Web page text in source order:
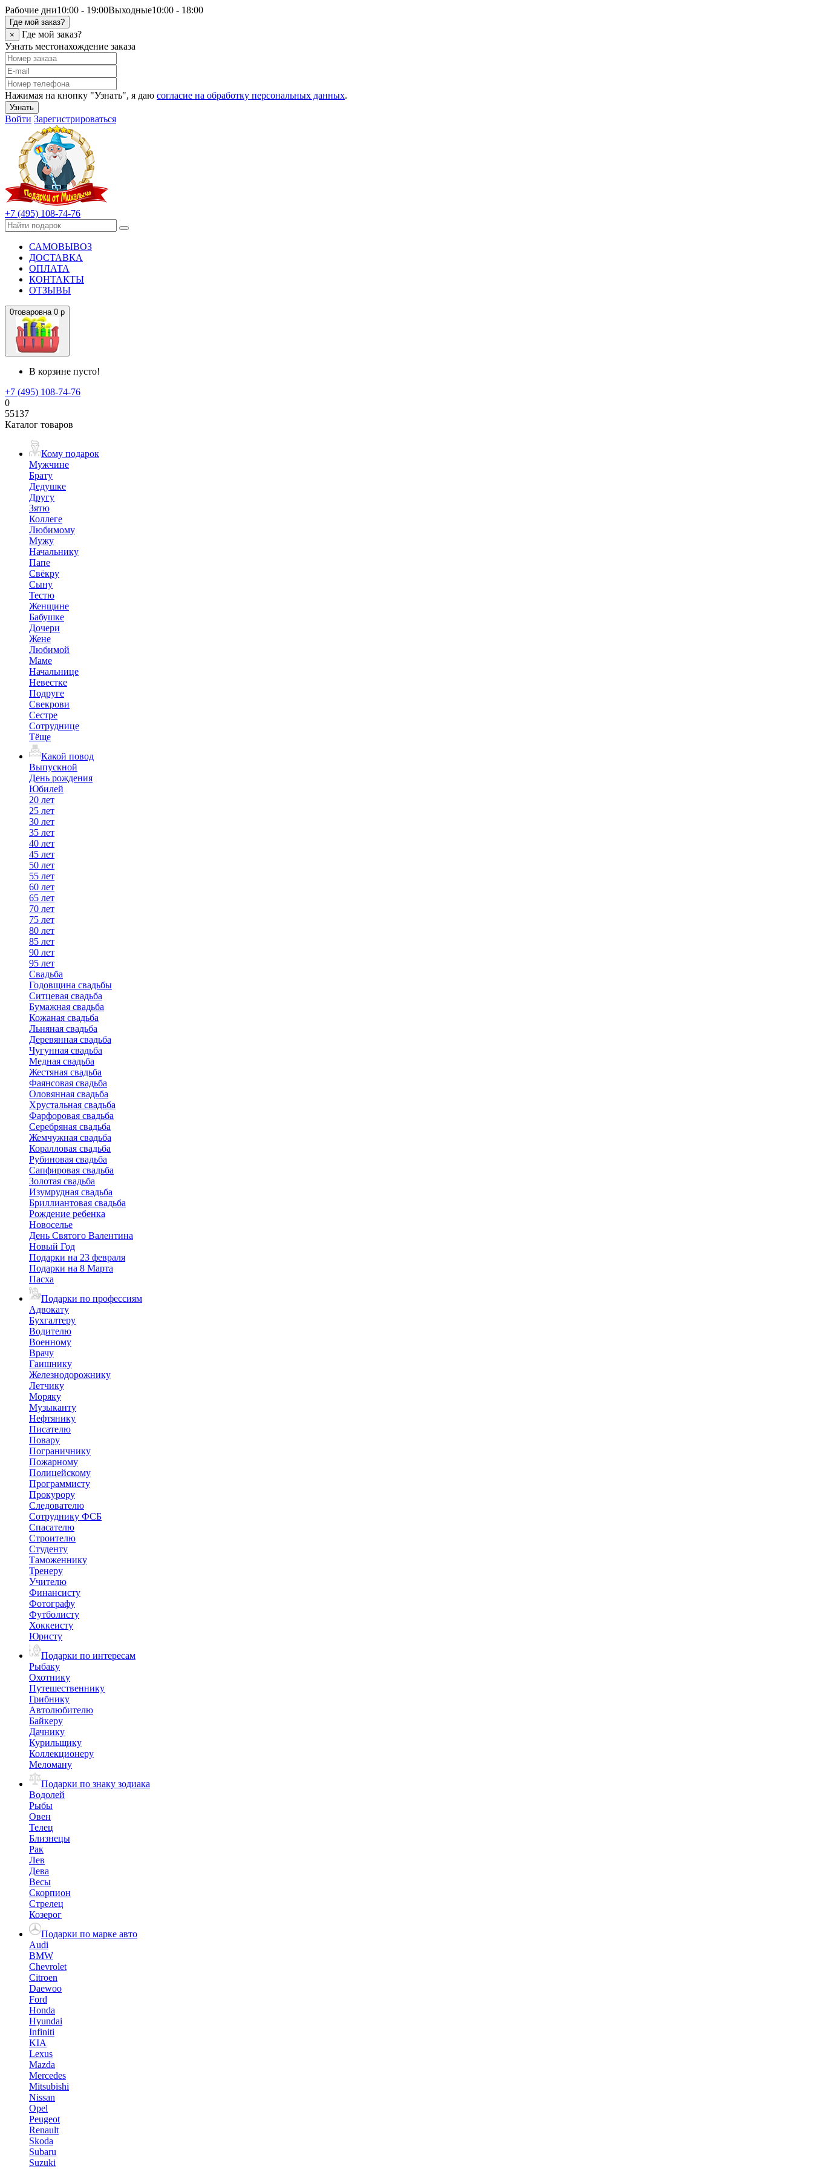
Рабочие дни10:00 - 19:00Выходные10:00 - 18:00
Где мой заказ?
×
Где мой заказ?
Узнать местонахождение заказа
Нажимая на кнопку "Узнать", я даю согласие на обработку персональных данных.
Узнать
Войти Зарегистрироваться
+7 (495) 108-74-76
САМОВЫВОЗ
ДОСТАВКА
ОПЛАТА
КОНТАКТЫ
ОТЗЫВЫ
0товаровна 0 р
В корзине пусто!
+7 (495) 108-74-76
0
55137
Каталог товаров
Кому подарок
Мужчине
Брату
Дедушке
Другу
Зятю
Коллеге
Любимому
Мужу
Начальнику
Папе
Свёкру
Сыну
Тестю
Женщине
Бабушке
Дочери
Жене
Любимой
Маме
Начальнице
Невестке
Подруге
Свекрови
Сестре
Сотруднице
Тёще
Какой повод
Выпускной
День рождения
Юбилей
20 лет
25 лет
30 лет
35 лет
40 лет
45 лет
50 лет
55 лет
60 лет
65 лет
70 лет
75 лет
80 лет
85 лет
90 лет
95 лет
Свадьба
Годовщина свадьбы
Ситцевая свадьба
Бумажная свадьба
Кожаная свадьба
Льняная свадьба
Деревянная свадьба
Чугунная свадьба
Медная свадьба
Жестяная свадьба
Фаянсовая свадьба
Оловянная свадьба
Хрустальная свадьба
Фарфоровая свадьба
Серебряная свадьба
Жемчужная свадьба
Коралловая свадьба
Рубиновая свадьба
Сапфировая свадьба
Золотая свадьба
Изумрудная свадьба
Бриллиантовая свадьба
Рождение ребенка
Новоселье
День Святого Валентина
Новый Год
Подарки на 23 февраля
Подарки на 8 Марта
Пасха
Подарки по профессиям
Адвокату
Бухгалтеру
Водителю
Военному
Врачу
Гаишнику
Железнодорожнику
Летчику
Моряку
Музыканту
Нефтянику
Писателю
Повару
Пограничнику
Пожарному
Полицейскому
Программисту
Прокурору
Следователю
Сотруднику ФСБ
Спасателю
Строителю
Студенту
Таможеннику
Тренеру
Учителю
Финансисту
Фотографу
Футболисту
Хоккеисту
Юристу
Подарки по интересам
Рыбаку
Охотнику
Путешественнику
Грибнику
Автолюбителю
Байкеру
Дачнику
Курильщику
Коллекционеру
Меломану
Подарки по знаку зодиака
Водолей
Рыбы
Овен
Телец
Близнецы
Рак
Лев
Дева
Весы
Скорпион
Стрелец
Козерог
Подарки по марке авто
Audi
BMW
Chevrolet
Citroen
Daewoo
Ford
Honda
Hyundai
Infiniti
KIA
Lexus
Mazda
Mercedes
Mitsubishi
Nissan
Opel
Peugeot
Renault
Skoda
Subaru
Suzuki